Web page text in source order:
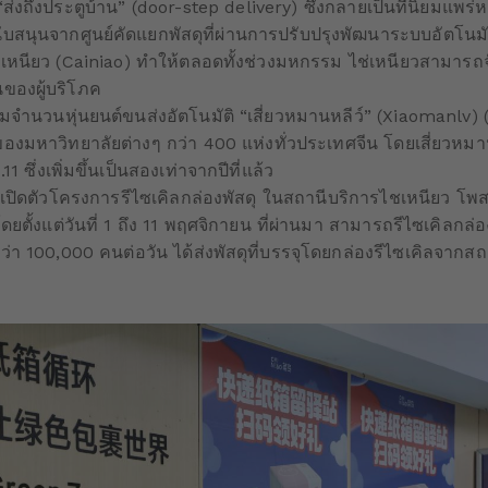
ส่งถึงประตูบ้าน” (door-step delivery) ซึ่งกลายเป็นที่นิยมแพร่
สนุนจากศูนย์คัดแยกพัสดุที่ผ่านการปรับปรุงพัฒนาระบบอัตโน
หนียว (Cainiao) ทำให้ตลอดทั้งช่วงมหกรรม ไช่เหนียวสามาร
องผู้บริโภค
มจำนวนหุ่นยนต์ขนส่งอัตโนมัติ “เสี่ยวหมานหลีว์” (Xiaomanlv)
งมหาวิทยาลัยต่างๆ กว่า 400 แห่งทั่วประเทศจีน โดยเสี่ยวหม
ซึ่งเพิ่มขึ้นเป็นสองเท่าจากปีที่แล้ว
ปิดตัวโครงการรีไซเคิลกล่องพัสดุ ในสถานีบริการไชเหนียว โพ
ยตั้งแต่วันที่ 1 ถึง 11 พฤศจิกายน ที่ผ่านมา สามารถรีไซเคิลกล่
100,000 คนต่อวัน ได้ส่งพัสดุที่บรรจุโดยกล่องรีไซเคิลจากส